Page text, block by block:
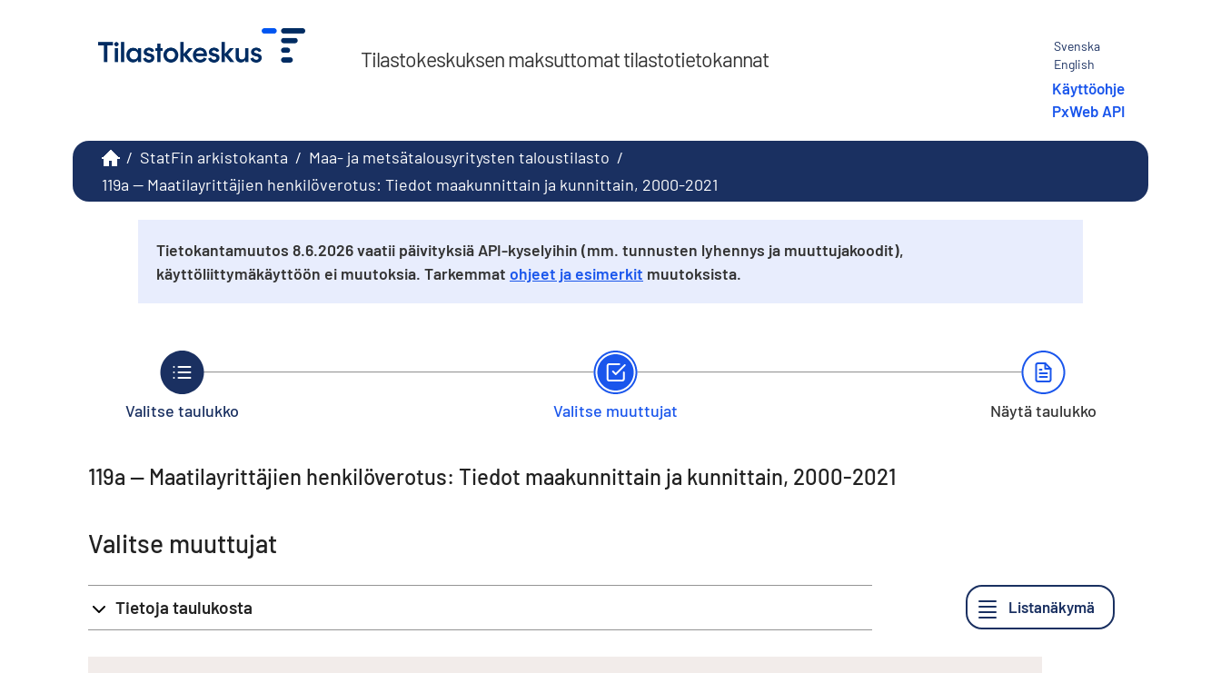
Tilastokeskuksen maksuttomat tilastotietokannat
Svenska
English
Käyttöohje
PxWeb API
/ StatFin arkistokanta / Maa- ja metsätalousyritysten taloustilasto /
119a -- Maatilayrittäjien henkilöverotus: Tiedot maakunnittain ja kunnittain, 2000-2021
Tietokantamuutos 8.6.2026 vaatii päivityksiä API-kyselyihin (mm. tunnusten lyhennys ja muuttujakoodit),
käyttöliittymäkäyttöön ei muutoksia. Tarkemmat ohjeet ja esimerkit muutoksista.
Valitse taulukko Valitse muuttujat Näytä taulukko
119a -- Maatilayrittäjien henkilöverotus: Tiedot maakunnittain ja kunnittain, 2000-2021
Valitse muuttujat
Tietoja taulukosta